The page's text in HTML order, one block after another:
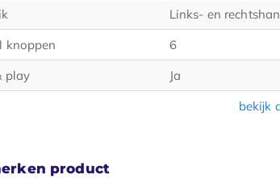
Links- en
knoppen
6
play
Ja
bekijk
product